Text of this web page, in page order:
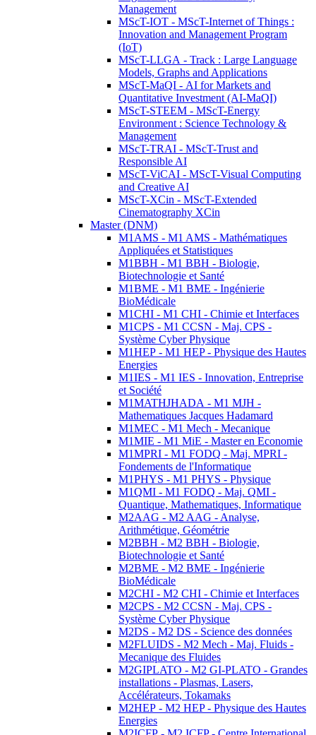
Management
MScT-IOT - MScT-Internet of Things :
Innovation and Management Program
(IoT)
MScT-LLGA - Track : Large Language
Models, Graphs and Applications
MScT-MaQI - AI for Markets and
Quantitative Investment (AI-MaQI)
MScT-STEEM - MScT-Energy
Environment : Science Technology &
Management
MScT-TRAI - MScT-Trust and
Responsible AI
MScT-ViCAI - MScT-Visual Computing
and Creative AI
MScT-XCin - MScT-Extended
Cinematography XCin
Master (DNM)
M1AMS - M1 AMS - Mathématiques
Appliquées et Statistiques
M1BBH - M1 BBH - Biologie,
Biotechnologie et Santé
M1BME - M1 BME - Ingénierie
BioMédicale
M1CHI - M1 CHI - Chimie et Interfaces
M1CPS - M1 CCSN - Maj. CPS -
Système Cyber Physique
M1HEP - M1 HEP - Physique des Hautes
Energies
M1IES - M1 IES - Innovation, Entreprise
et Société
M1MATHJHADA - M1 MJH -
Mathematiques Jacques Hadamard
M1MEC - M1 Mech - Mecanique
M1MIE - M1 MiE - Master en Economie
M1MPRI - M1 FODQ - Maj. MPRI -
Fondements de l'Informatique
M1PHYS - M1 PHYS - Physique
M1QMI - M1 FODQ - Maj. QMI -
Quantique, Mathematiques, Informatique
M2AAG - M2 AAG - Analyse,
Arithmétique, Géométrie
M2BBH - M2 BBH - Biologie,
Biotechnologie et Santé
M2BME - M2 BME - Ingénierie
BioMédicale
M2CHI - M2 CHI - Chimie et Interfaces
M2CPS - M2 CCSN - Maj. CPS -
Système Cyber Physique
M2DS - M2 DS - Science des données
M2FLUIDS - M2 Mech - Maj. Fluids -
Mecanique des Fluides
M2GIPLATO - M2 GI-PLATO - Grandes
installations - Plasmas, Lasers,
Accélérateurs, Tokamaks
M2HEP - M2 HEP - Physique des Hautes
Energies